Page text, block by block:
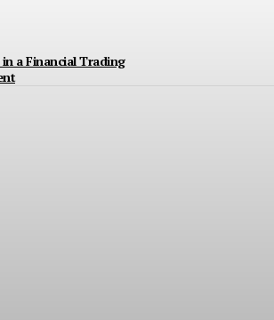
a Financial Trading